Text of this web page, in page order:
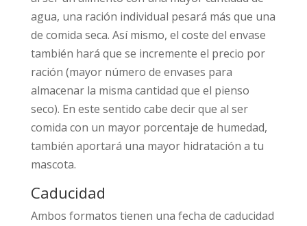
agua, una ración individual pesará más que una
de comida seca. Así mismo, el coste del envase
también hará que se incremente el precio por
ración (mayor número de envases para
almacenar la misma cantidad que el pienso
seco). En este sentido cabe decir que al ser
comida con un mayor porcentaje de humedad,
también aportará una mayor hidratación a tu
mascota.
Caducidad
Ambos formatos tienen una fecha de caducidad